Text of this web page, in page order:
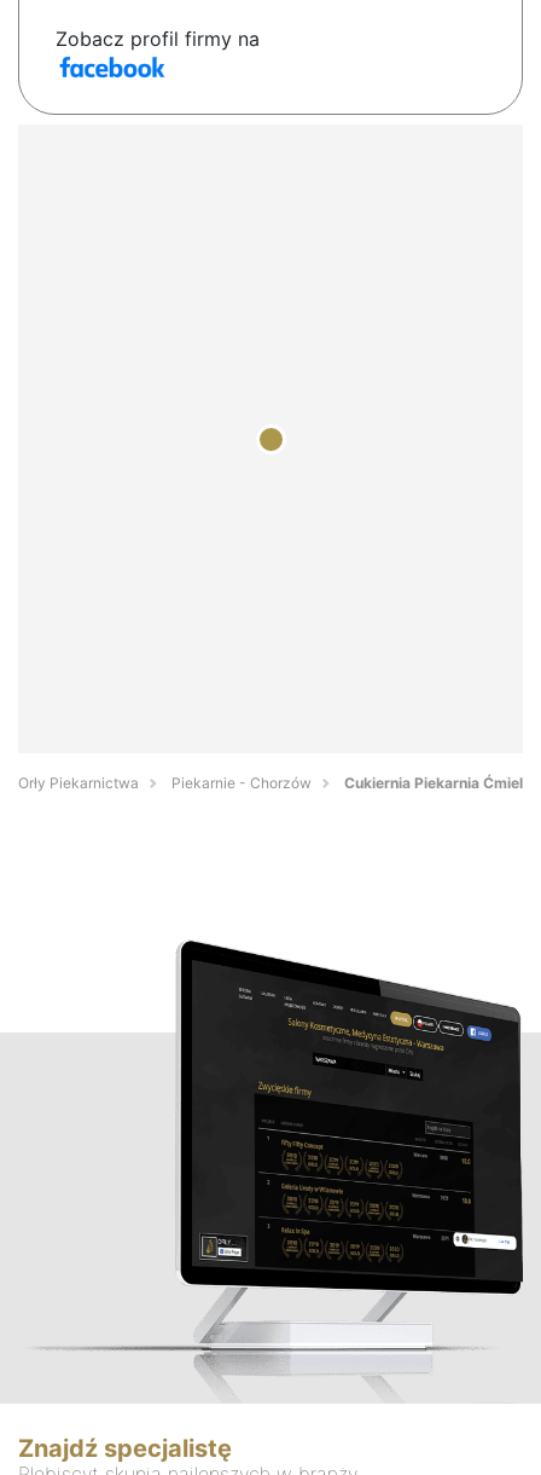
Zobacz profil firmy na
Orły Piekarnictwa Piekarnie - Chorzów Cukiernia Piekarnia Ćmiel
Znajdź specjalistę